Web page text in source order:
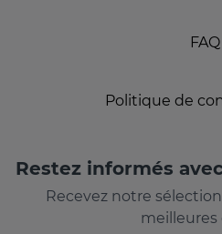
FAQ
Politique de
Restez informés
Recevez notre
meilleures